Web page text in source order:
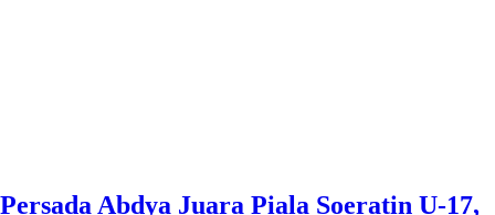
Persada Abdya Juara Piala Soeratin U-17,